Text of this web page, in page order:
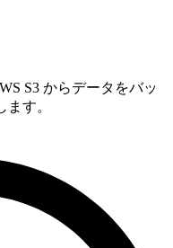
S3 からデータをバッ
す。